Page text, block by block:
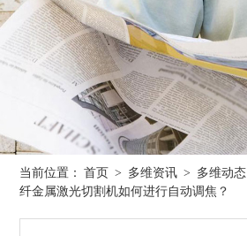
首页
光纤激光切割机
当前位置： 首页 > 多维资讯 > 多维动态
纤金属激光切割机如何进行自动调焦？